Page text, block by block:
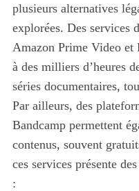
plusieurs alternatives
explorées. Des services
Amazon Prime Video et
à des milliers d’heures
séries documentaires,
Par ailleurs, des
Bandcamp permettent
contenus, souvent
ces services présente
: